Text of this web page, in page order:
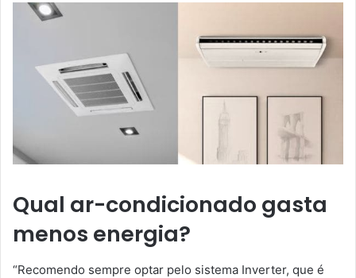
Qual ar-condicionado gasta
menos energia?
“Recomendo sempre optar pelo sistema Inverter, que é